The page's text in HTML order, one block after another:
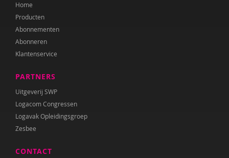
Marianne de Valck
Michel Vandenbroeck
Maaike Verrips
Yvette Vervoort
Tamara Wally
Willeke van der Werf
Home
Producten
Abonnementen
Abonneren
Klantenservice
PARTNERS
Uitgeverij SWP
Logacom Congressen
Logavak Opleidingsgroep
Zesbee
CONTACT